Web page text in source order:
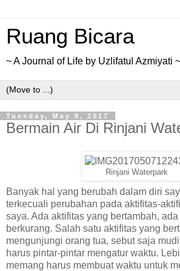
Ruang Bicara
~ A Journal of Life by Uzlifatul Azmiyati ~
Tuesday, May 9, 2017
Bermain Air Di Rinjani
Rinjani Waterpark
Banyak hal yang berubah dalam diri
terkecuali perubahan pada aktifitas-
saya. Ada aktifitas yang bertambah,
berkurang. Salah satu aktifitas yang
mengunjungi orang tua, sebut saja
harus pintar-pintar mengatur waktu.
memang harus membuat waktu untuk